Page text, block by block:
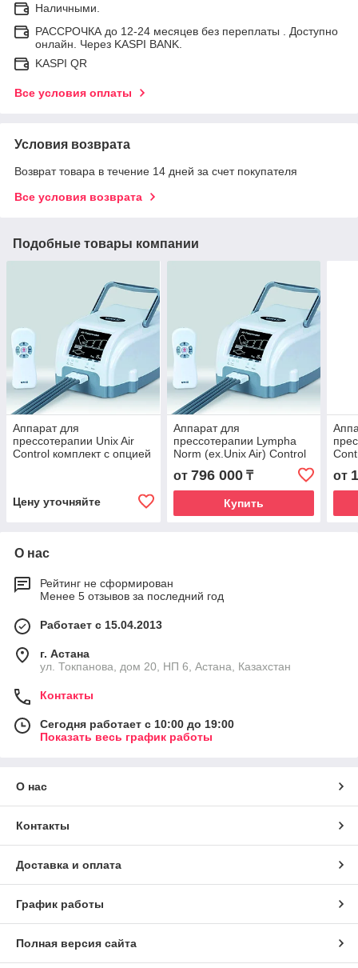
Наличными.
РАССРОЧКА до 12-24 месяцев без переплаты . Доступно
онлайн. Через KASPI BANK.
KASPI QR
Все условия оплаты
Условия возврата
Возврат товара в течение 14 дней за счет покупателя
Все условия возврата
Подобные товары компании
Аппарат для
прессотерапии Unix Air
Control комплект с опцией
Цену уточняйте
Аппарат для
прессотерапии Lympha
Norm (ex.Unix Air) Control
Комплект №1 (Опция
талия + Опция рука)
от 796 000₸
Купить
от
О нас
Рейтинг не сформирован
Менее 5 отзывов за последний год
Работает с 15.04.2013
г. Астана
ул. Токпанова, дом 20, НП 6, Астана, Казахстан
Контакты
Сегодня работает с 10:00 до 19:00
Показать весь график работы
О нас
Контакты
Доставка и оплата
График работы
Полная версия сайта